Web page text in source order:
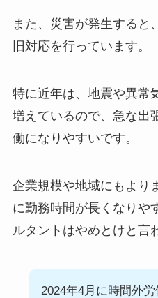
また、災害が発生すると
旧対応を行っています。
特に近年は、地震や異常
増えているので、急な出
働になりやすいです。
企業規模や地域にもより
に勤務時間が長くなりや
ルタントはやめとけと言
2024年4月に時間外